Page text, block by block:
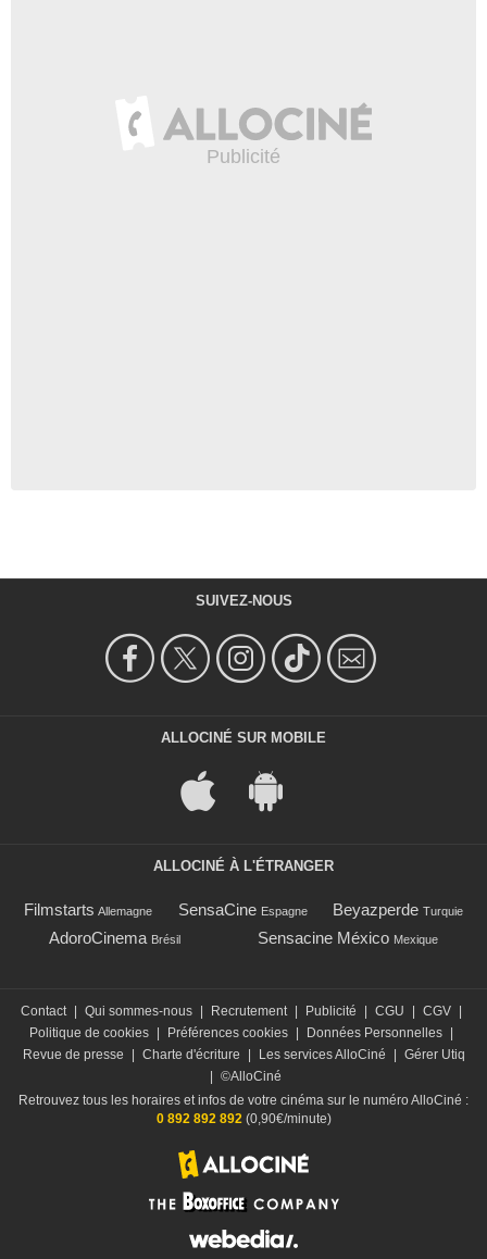
SUIVEZ-NOUS
ALLOCINÉ SUR MOBILE
ALLOCINÉ À L'ÉTRANGER
Filmstarts Allemagne SensaCine Espagne Beyazperde Turquie
AdoroCinema Brésil Sensacine México Mexique
Contact Qui sommes-nous Recrutement Publicité CGU CGV
Politique de cookies
Préférences cookies Données Personnelles
Revue de presse
Charte d'écriture Les services AlloCiné
Gérer Utiq
©AlloCiné
Retrouvez tous les horaires et infos de votre cinéma sur le numéro AlloCiné :
0 892 892 892(0,90€/minute)